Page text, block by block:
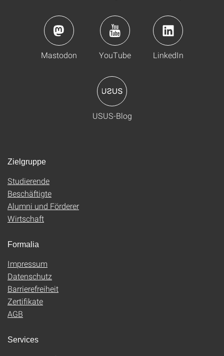
Mastodon YouTube LinkedIn
USUS-Blog
Zielgruppe
Studierende
Beschäftigte
Alumni und Förderer
Wirtschaft
Formalia
Impressum
Datenschutz
Barrierefreiheit
Zertifikate
AGB
Services